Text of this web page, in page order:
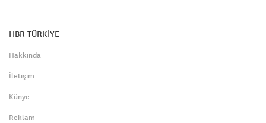
HBR TÜRKİYE
Hakkında
İletişim
Künye
Reklam